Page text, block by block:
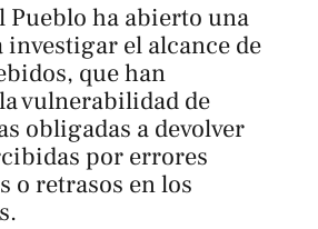
Pueblo ha abierto una
el alcance de
que han
vulnerabilidad de
obligadas a devolver
por errores
o retrasos en los